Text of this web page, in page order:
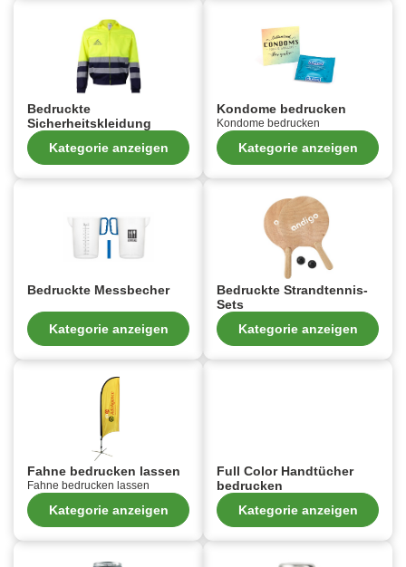
Bedruckte
Sicherheitskleidung
Kategorie anzeigen
Kondome bedrucken
Kondome bedrucken
Kategorie anzeigen
Bedruckte Messbecher
Kategorie anzeigen
Bedruckte Strandtennis-
Sets
Kategorie anzeigen
Fahne bedrucken lassen
Fahne bedrucken lassen
Kategorie anzeigen
Full Color Handtücher
bedrucken
Kategorie anzeigen